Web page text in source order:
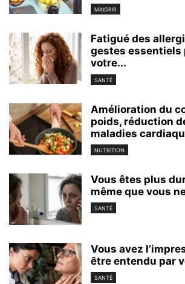
MAIGRIR
Fatigué des
gestes essentiels
votre...
SANTÉ
Amélioration du
poids, réduction
maladies
NUTRITION
Vous êtes plus
même que vous
SANTÉ
Vous avez
être entendu par
SANTÉ